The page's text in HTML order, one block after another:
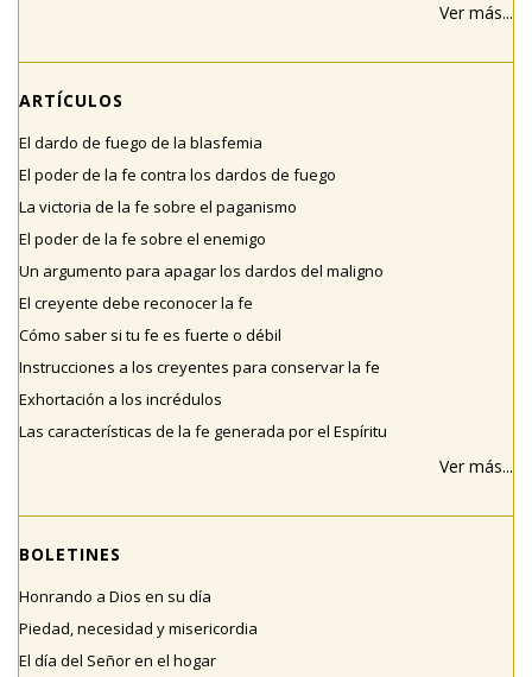
Ver más...
ARTÍCULOS
El dardo de fuego de la blasfemia
El poder de la fe contra los dardos de fuego
La victoria de la fe sobre el paganismo
El poder de la fe sobre el enemigo
Un argumento para apagar los dardos del maligno
El creyente debe reconocer la fe
Cómo saber si tu fe es fuerte o débil
Instrucciones a los creyentes para conservar la fe
Exhortación a los incrédulos
Las características de la fe generada por el Espíritu
Ver más...
BOLETINES
Honrando a Dios en su día
Piedad, necesidad y misericordia
El día del Señor en el hogar